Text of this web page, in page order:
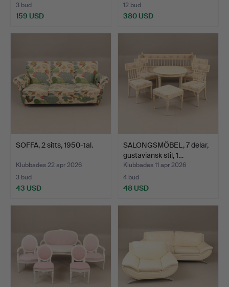
3 bud
159 USD
12 bud
380 USD
SOFFA, 2 sitts, 1950-tal.
Klubbades 22 apr 2026
3 bud
43 USD
SALONGSMÖBEL, 7 delar,
gustaviansk stil, 1…
Klubbades 11 apr 2026
4 bud
48 USD